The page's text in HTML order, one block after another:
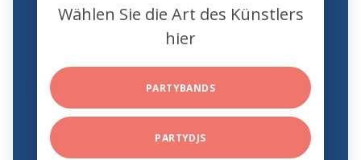
Wählen Sie die Art des Künstlers
hier
PARTYBANDS
PARTYDJS